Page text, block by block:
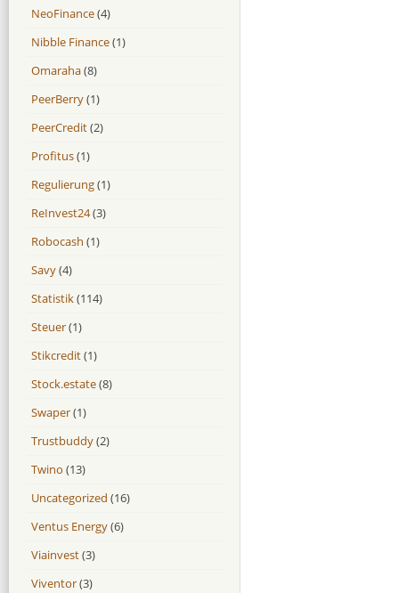
NeoFinance(4)
Nibble Finance(1)
Omaraha(8)
PeerBerry(1)
PeerCredit(2)
Profitus(1)
Regulierung(1)
ReInvest24(3)
Robocash (1)
Savy(4)
Statistik(114)
Steuer(1)
Stikcredit(1)
Stock.estate(8)
Swaper(1)
Trustbuddy(2)
Twino (13)
Uncategorized (16)
Ventus Energy(6)
Viainvest(3)
Viventor(3)